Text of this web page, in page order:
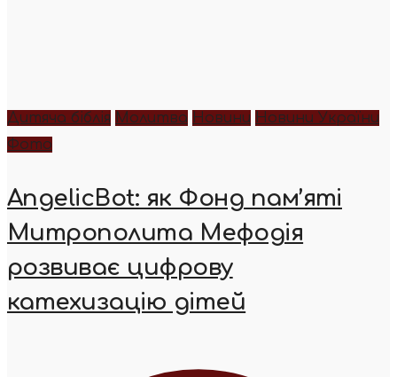
Дитяча біблія Молитва Новини Новини України
Фото
AngelicBot: як Фонд пам’яті
Митрополита Мефодія
розвиває цифрову
катехизацію дітей